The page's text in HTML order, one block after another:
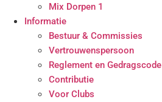
Mix Dorpen 1
Informatie
Bestuur & Commissies
Vertrouwenspersoon
Reglement en Gedragscode
Contributie
Voor Clubs